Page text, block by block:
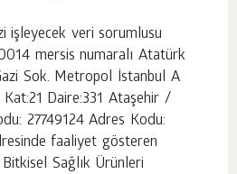
işleyecek veri sorumlusu
mersis numaralı Atatürk
Sok. Metropol İstanbul A
Daire:331 Ataşehir /
27749124 Adres Kodu:
faaliyet gösteren
Sağlık Ürünleri